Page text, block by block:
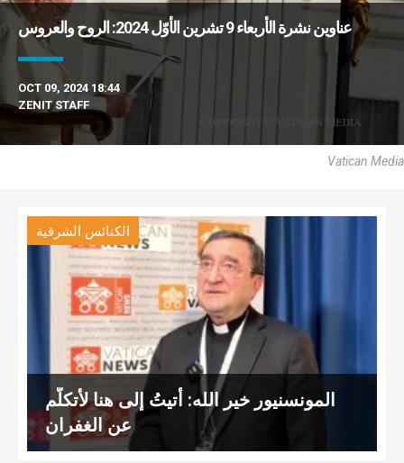
عناوين نشرة الأربعاء 9 تشرين الأوّل 2024: الروح والعروس
OCT 09, 2024 18:44
ZENIT STAFF
Vatican Media
الكنائس الشرقية
المونسنيور خير الله: أتيتُ إلى هنا لأتكلّم
عن الغفران